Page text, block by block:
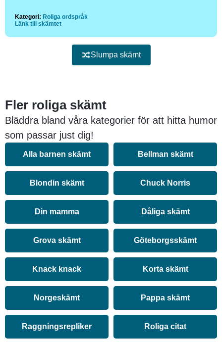
Kategori: Roliga ordspråk
Länk till skämtet
Slumpa skämt
Fler roliga skämt
Bläddra bland våra kategorier för att hitta humor
som passar just dig!
Alla barnen skämt Bellman skämt
Blondin skämt Chuck Norris
Din mamma Dåliga skämt
Grova skämt Göteborgsskämt
Knack knack Korta skämt
Norgeskämt Pappa skämt
Raggningsrepliker Roliga citat